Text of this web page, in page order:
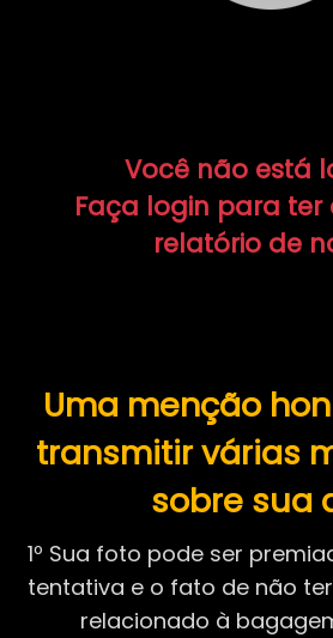
Você não está
Faça login para ter
relatório de
Uma menção
transmitir várias
sobre sua
1º Sua foto pode ser
tentativa e o fato de não
relacionado à